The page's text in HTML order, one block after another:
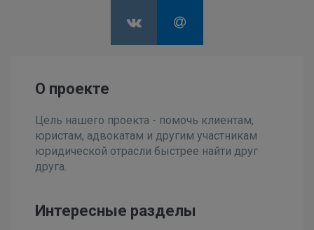
О проекте
Цель нашего проекта - помочь клиентам,
юристам, адвокатам и другим участникам
юридической отрасли быстрее найти друг
друга.
Интересные разделы